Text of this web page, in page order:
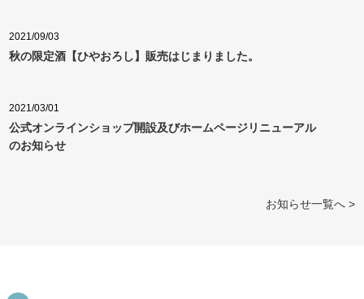
2021/09/03
秋の限定酒【ひやおろし】販売はじまりました。
2021/03/01
公式オンラインショップ開設及びホームページリニューアル
のお知らせ
お知らせ一覧へ >